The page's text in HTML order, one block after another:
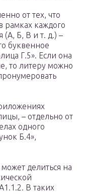
от тех, что
рамках каждого
(А, Б, В и т. д.) –
буквенное
Г.5». Если она
то литеру можно
– отдельно от
одного
Б.4»,
делиться на
В таких